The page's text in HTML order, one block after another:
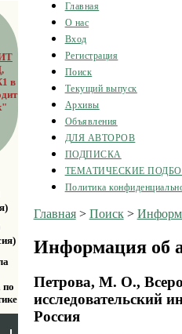
,
в
по
Главная
О нас
Вход
Регистрация
Поиск
Текущий выпуск
Архивы
Объявления
ДЛЯ АВТОРОВ
ПОДПИСКА
ТЕМАТИЧЕСКИЕ
Политика
Главная> Поиск>
Информация об
Петрова, М. О.,
исследовательский
Россия